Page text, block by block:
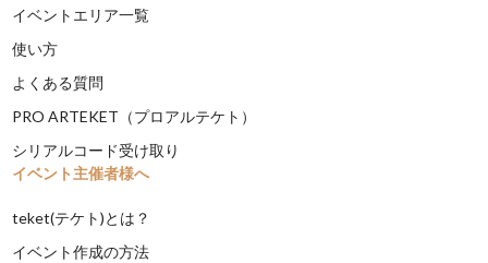
イベントエリア一覧
使い方
よくある質問
PRO ARTEKET（プロアルテケト）
シリアルコード受け取り
イベント主催者様へ
teket(テケト)とは？
イベント作成の方法